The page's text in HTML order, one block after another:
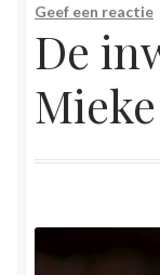
Anders leven in
Bewust
Herinner wie je
Geef een reactie
De